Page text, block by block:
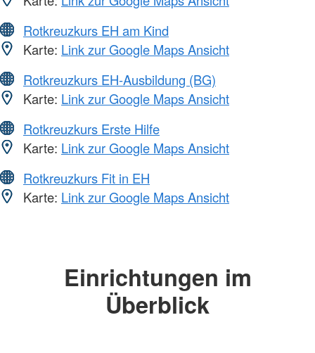
Rotkreuzkurs EH am Kind
Karte: Link zur Google Maps Ansicht
Rotkreuzkurs EH-Ausbildung (BG)
Karte: Link zur Google Maps Ansicht
Rotkreuzkurs Erste Hilfe
Karte: Link zur Google Maps Ansicht
Rotkreuzkurs Fit in EH
Karte: Link zur Google Maps Ansicht
Einrichtungen im
Überblick